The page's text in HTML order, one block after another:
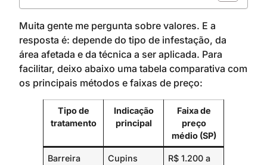
Muita gente me pergunta sobre valores. E a
resposta é: depende do tipo de infestação, da
área afetada e da técnica a ser aplicada. Para
facilitar, deixo abaixo uma tabela comparativa com
os principais métodos e faixas de preço:
Tipo de
tratamento
Indicação
principal
Faixa de
preço
médio (SP)
Barreira
Cupins
R$ 1.200 a